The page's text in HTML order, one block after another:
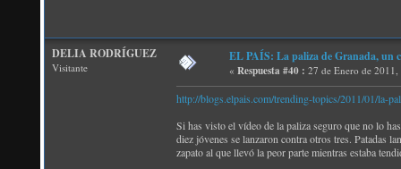
DELIA RODRÍGUEZ
Visitante
EL PAÍS: La paliza de Granada, un
« Respuesta #40 : 27 de Enero de
http://blogs.elpais.com/trending-topics/2011/01/la-
Si has visto el vídeo de la paliza seguro que no lo
diez jóvenes se lanzaron contra otros tres. Patadas
zapato al que llevó la peor parte mientras estaba